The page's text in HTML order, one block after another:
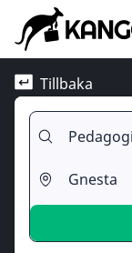
Tillbaka